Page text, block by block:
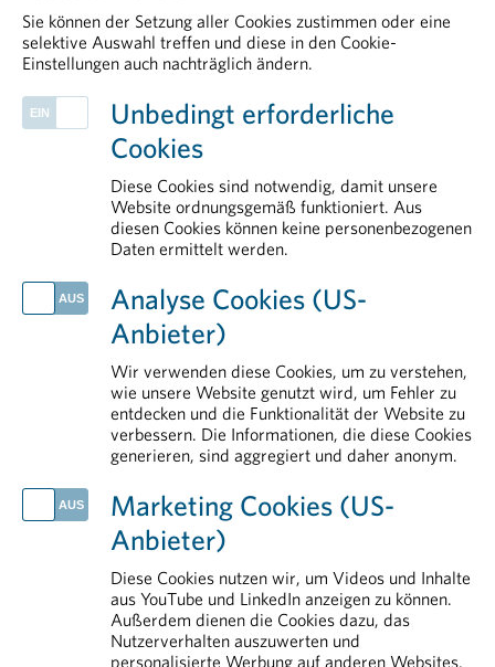
Herstellung & Qualitätssicherung
Plasmaproteine
Kontakt
Arzneimittelzulassung
Impfen schützt in jedem Lebensabschnitt
Großeinsatz gegen gefälschte Arzneimittel
EU will Arzneimittelproduktion in Europa stärken
Zollpolitik gefährdet Medikamentenversorgung und Standort
PHARMIG Daten & Fakten 2026
IM DETAIL
Arzneimittelmarkt
Erstattung von Arzneimitteln
Aus- und Weiterbildung
Pharmareferenten
Transparenz
Sie können der Setzung aller Cookies zustimmen oder eine
selektive Auswahl treffen und diese in den Cookie-
Einstellungen auch nachträglich ändern.
Unbedingt erforderliche
Cookies
Diese Cookies sind notwendig, damit unsere
Website ordnungsgemäß funktioniert. Aus
diesen Cookies können keine personenbezogenen
Daten ermittelt werden.
Analyse Cookies (US-
Anbieter)
Wir verwenden diese Cookies, um zu verstehen,
wie unsere Website genutzt wird, um Fehler zu
entdecken und die Funktionalität der Website zu
verbessern. Die Informationen, die diese Cookies
generieren, sind aggregiert und daher anonym.
Marketing Cookies (US-
Anbieter)
Diese Cookies nutzen wir, um Videos und Inhalte
aus YouTube und LinkedIn anzeigen zu können.
Außerdem dienen die Cookies dazu, das
Nutzerverhalten auszuwerten und
personalisierte Werbung auf anderen Websites,